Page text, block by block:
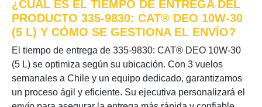
¿CUÁL ES EL TIEMPO DE ENTREGA DEL
PRODUCTO 335-9830: CAT® DEO 10W-30
(5 L) Y CÓMO SE GESTIONA EL ENVÍO?
El tiempo de entrega de 335-9830: CAT® DEO 10W-30
(5 L) se optimiza según su ubicación. Con 3 vuelos
semanales a Chile y un equipo dedicado, garantizamos
un proceso ágil y eficiente. Su ejecutiva personalizará el